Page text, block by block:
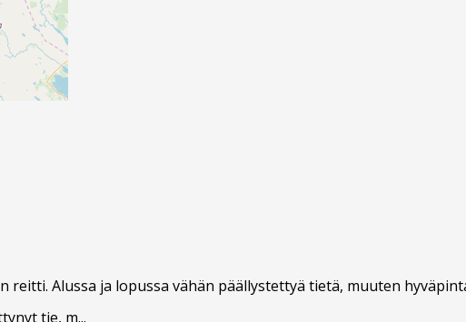
reitti. Alussa ja lopussa vähän päällystettyä tietä, muuten
tie, m...